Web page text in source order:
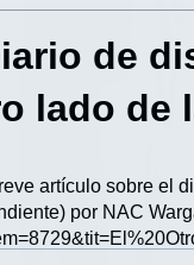
de
lado de
artículo sobre el
por NAC